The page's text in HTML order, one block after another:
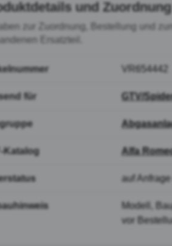
und Zuordnung
zur Zuordnung, Bestellung und
Ersatzteil.
VR654442
für GTV/
Katalog Alfa
auf
Modell,
vor